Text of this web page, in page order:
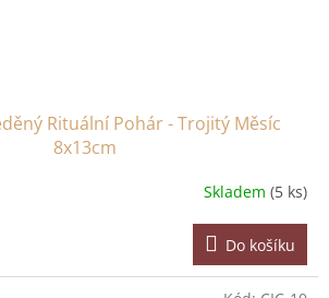
Rituální Pohár - Trojitý Měsíc
8x13cm
Skladem (5 ks)
Do košíku